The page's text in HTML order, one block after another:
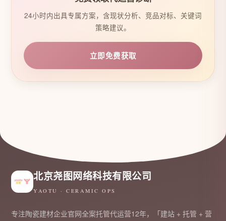
24小时内出具专属方案，含现状分析、竞品对标、关键词
策略建议。
立即免费获取
北京尧图网络科技有限公司
YAOTU · CERAMIC OPS
专注陶瓷建材企业官网全案托管代运营12年，「建站 + 托管 + 营